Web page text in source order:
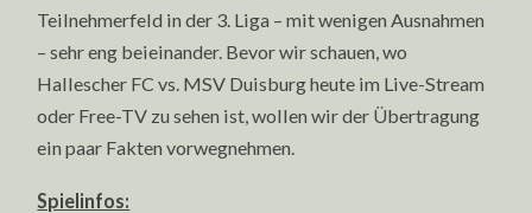
Teilnehmerfeld in der 3. Liga – mit wenigen Ausnahmen
– sehr eng beieinander. Bevor wir schauen, wo
Hallescher FC vs. MSV Duisburg heute im Live-Stream
oder Free-TV zu sehen ist, wollen wir der Übertragung
ein paar Fakten vorwegnehmen.
Spielinfos: